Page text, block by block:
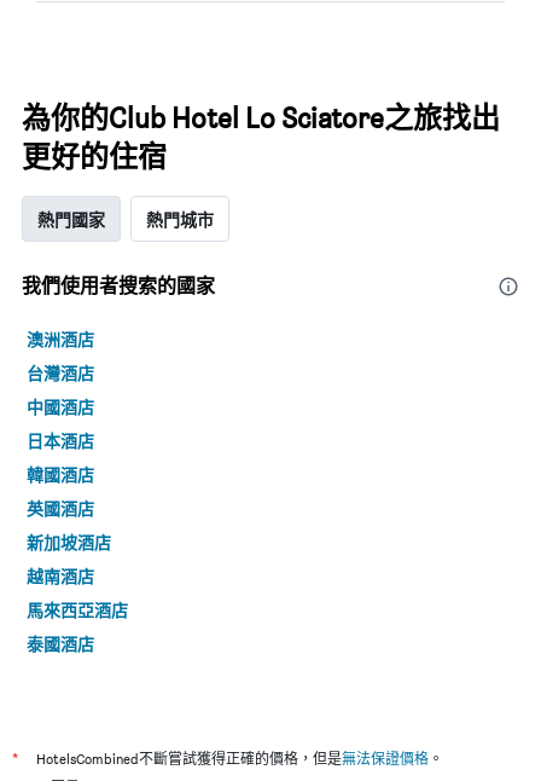
為你的Club Hotel Lo Sciatore之旅找出
更好的住宿
熱門國家 熱門城市
我們使用者搜索的國家
澳洲酒店
台灣酒店
中國酒店
日本酒店
韓國酒店
英國酒店
新加坡酒店
越南酒店
馬來西亞酒店
泰國酒店
* HotelsCombined不斷嘗試獲得正確的價格，但是無法保證價格 。